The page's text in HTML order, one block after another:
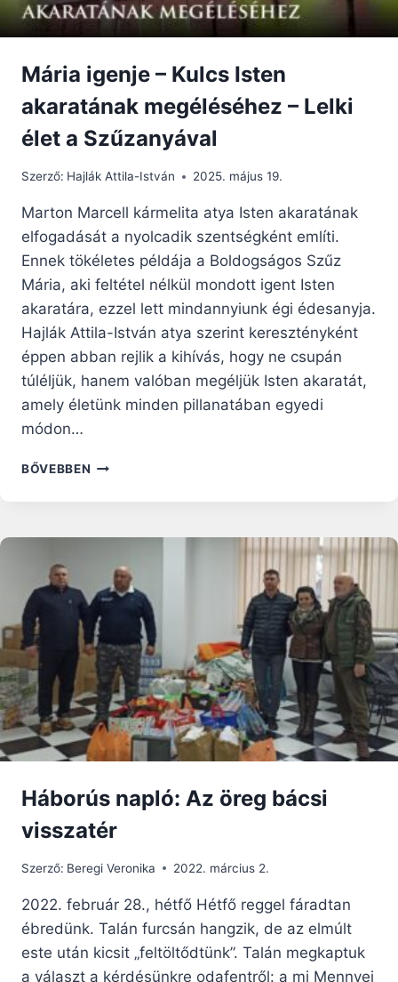
Mária igenje – Kulcs Isten
akaratának megéléséhez – Lelki
élet a Szűzanyával
Szerző: Hajlák Attila-István 2025. május 19.
Marton Marcell kármelita atya Isten akaratának
elfogadását a nyolcadik szentségként említi.
Ennek tökéletes példája a Boldogságos Szűz
Mária, aki feltétel nélkül mondott igent Isten
akaratára, ezzel lett mindannyiunk égi édesanyja.
Hajlák Attila-István atya szerint keresztényként
éppen abban rejlik a kihívás, hogy ne csupán
túléljük, hanem valóban megéljük Isten akaratát,
amely életünk minden pillanatában egyedi
módon…
BŐVEBBEN MÁRIA
ISTEN
MEGÉLÉSÉHEZ
–
LELKI
ÉLET
A
SZŰZANYÁVAL
Háborús napló: Az öreg bácsi
visszatér
Szerző: Beregi Veronika 2022. március 2.
2022. február 28., hétfő Hétfő reggel fáradtan
ébredünk. Talán furcsán hangzik, de az elmúlt
este után kicsit „feltöltődtünk”. Talán megkaptuk
a választ a kérdésünkre odafentről: a mi Mennyei